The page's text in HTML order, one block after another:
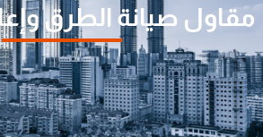
مقاول صيانة الطرق